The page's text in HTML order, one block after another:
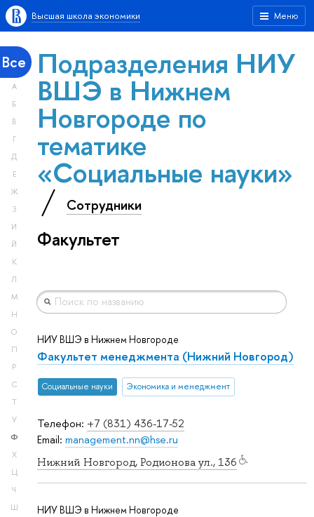
Меню
Высшая школа экономики
Все
А
Б
В
Г
Д
Е
Ж
З
И
Й
К
Л
М
Н
О
П
Р
С
Т
У
Ф
Х
Ц
Ч
Ш
Подразделения НИУ
ВШЭ в Нижнем
Новгороде по
тематике
«Социальные науки»
Сотрудники
Факультет
Телефон: +7 (831) 436-17-52
Email: management.nn@hse.ru
Нижний Новгород, Родионова ул., 136
НИУ ВШЭ в Нижнем Новгороде
Факультет менеджмента (Нижний Новгород)
Социальные науки Экономика и менеджмент
НИУ ВШЭ в Нижнем Новгороде